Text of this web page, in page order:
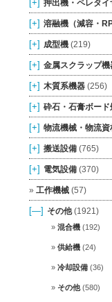
[+] 押出機・ペレタ
[+] 溶融機（減容・
[+] 成型機 (219)
[+] 金属スクラップ機
[+] 木質系機器 (256)
[+] 砕石・石膏ボード
[+] 物流機械・物流資
[+] 搬送設備 (765)
[+] 電気設備 (370)
工作機械 (57)
[—] その他(1921)
混合機 (192)
供給機 (24)
冷却設備 (36)
その他(580)